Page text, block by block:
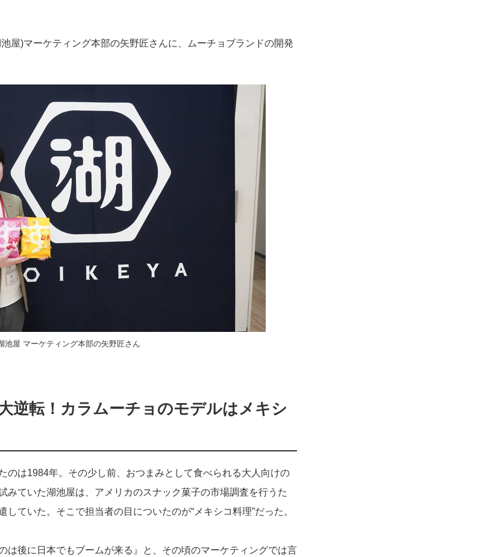
屋)マーケティング本部の矢野匠さんに、ムーチョブランドの開発
池屋 マーケティング本部の矢野匠さん
逆転！カラムーチョのモデルはメキシ
のは1984年。その少し前、おつまみとして食べられる大人向けの
みていた湖池屋は、アメリカのスナック菓子の市場調査を行うた
ていた。そこで担当者の目についたのが“メキシコ料理”だった。
は後に日本でもブームが来る』と、その頃のマーケティングでは言